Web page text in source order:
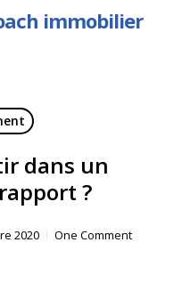
immobilier
dans un
?
2020 One Comment